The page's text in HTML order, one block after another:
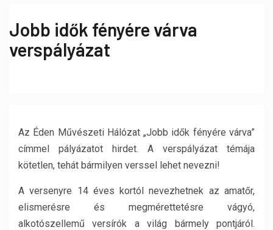
Jobb idők fényére várva
verspályázat
Az Éden Művészeti Hálózat „Jobb idők fényére várva”
címmel pályázatot hirdet. A verspályázat témája
kötetlen, tehát bármilyen verssel lehet nevezni!
A versenyre 14 éves kortól nevezhetnek az amatőr,
elismerésre és megmérettetésre vágyó,
alkotószellemű versírók a világ bármely pontjáról.